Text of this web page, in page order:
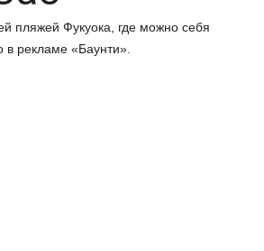
пляжей Фукуока, где можно себя
в рекламе «Баунти».